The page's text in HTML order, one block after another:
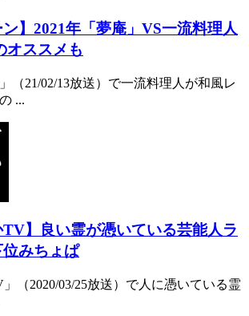
ン】2021年「夢庵」VS一流料理人
オススメも
（21/02/13放送）で一流料理人が和風レ
...
TV】良い霊が憑いている芸能人ラ
みちょぱ
」（2020/03/25放送）で人に憑いている霊